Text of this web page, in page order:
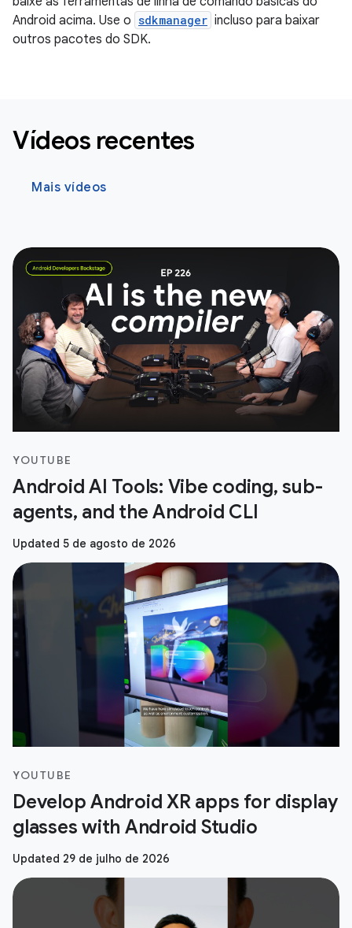
Android acima. Use o sdkmanager incluso para baixar
outros pacotes do SDK.
Vídeos recentes
Mais vídeos
YOUTUBE
Android AI Tools: Vibe coding, sub-
agents, and the Android CLI
Updated 5 de agosto de 2026
YOUTUBE
Develop Android XR apps for display
glasses with Android Studio
Updated 29 de julho de 2026